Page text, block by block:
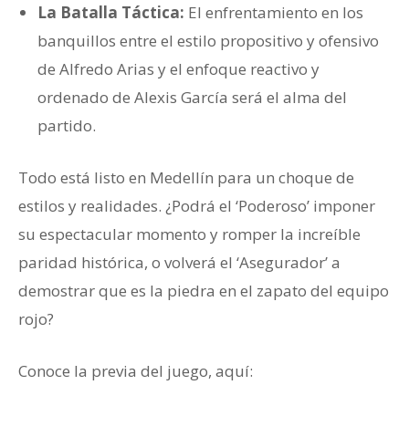
La Batalla Táctica: El enfrentamiento en los
banquillos entre el estilo propositivo y ofensivo
de Alfredo Arias y el enfoque reactivo y
ordenado de Alexis García será el alma del
partido.
Todo está listo en Medellín para un choque de
estilos y realidades. ¿Podrá el ‘Poderoso’ imponer
su espectacular momento y romper la increíble
paridad histórica, o volverá el ‘Asegurador’ a
demostrar que es la piedra en el zapato del equipo
rojo?
Conoce la previa del juego, aquí: